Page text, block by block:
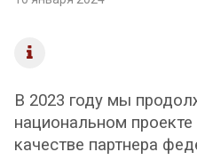
В 2023 году мы
национальном
качестве партнера